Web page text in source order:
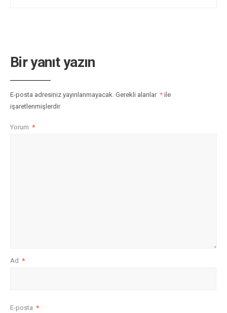
Bir yanıt yazın
E-posta adresiniz yayınlanmayacak. Gerekli alanlar * ile
işaretlenmişlerdir
Yorum *
Ad *
E-posta *